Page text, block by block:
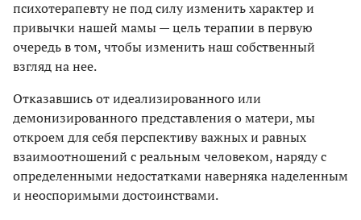
психотерапевту не под силу изменить характер и
привычки нашей мамы — цель терапии в первую
очередь в том, чтобы изменить наш собственный
взгляд на нее.
Отказавшись от идеализированного или
демонизированного представления о матери, мы
откроем для себя перспективу важных и равных
взаимоотношений с реальным человеком, наряду с
определенными недостатками наверняка наделенным
и неоспоримыми достоинствами.